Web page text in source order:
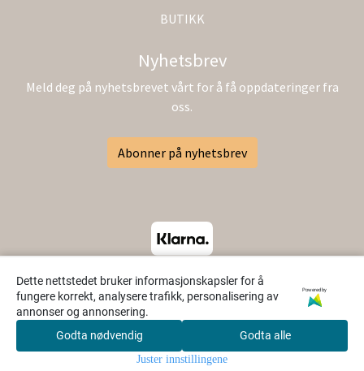
Søk
Dette nettstedet bruker informasjonskapsler for å
fungere korrekt, analysere trafikk, personalisering av
annonser og annonsering.
Powered by
Godta nødvendig Godta alle
Juster innstillingene
BUTIKK
Nyhetsbrev
Meld deg på nyhetsbrevet vårt for å få oppdateringer fra
oss.
Abonner på nyhetsbrev